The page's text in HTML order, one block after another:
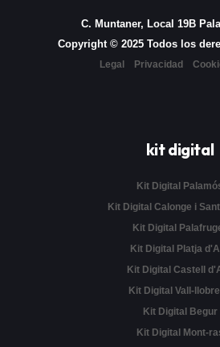
C. Muntaner, Local 19B
Copyright © 2025 Todos los
Legal Privacidad
kit digital
Kit Digital
Kit Digital Calonge i
Kit Digital
Kit Digital Platja
Kit Digital Castell
Kit Digital Vall-
Kit Digital Begur
Kit Digital Mont-